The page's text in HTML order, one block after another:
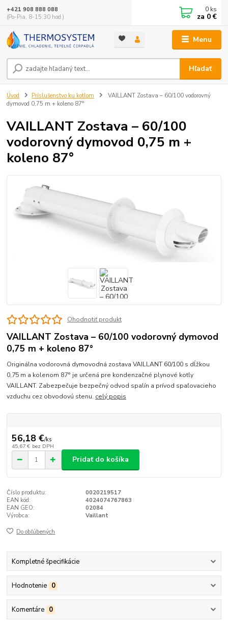
Menu
Hľadať
+421 908 888 088
(Po-Pia, 8-15:30 hod.)
0 ks
za 0 €
Úvod Príslušenstvo ku kotlom
VAILLANT Zostava – 60/100 vodorovný
dymovod 0,75 m + koleno 87°
VAILLANT Zostava – 60/100
vodorovný dymovod 0,75 m +
koleno 87°
Ohodnotiť produkt
VAILLANT Zostava – 60/100 vodorovný dymovod
0,75 m + koleno 87°
Originálna vodorovná dymovodná zostava VAILLANT 60/100 s dĺžkou
0,75 m a kolenom 87° je určená pre kondenzačné plynové kotly
VAILLANT. Zabezpečuje bezpečný odvod spalín a prívod spaľovacieho
vzduchu cez obvodovú stenu. celý popis
56,18 €/ks
45,67 € bez DPH
Pridať do košíka
Číslo produktu:
0020219517
EAN kód:
4024074767863
EAN GEO:
02084
Výrobca:
Vaillant
Do obľúbených
Kompletné špecifikácie
Hodnotenie 0
Komentáre 0